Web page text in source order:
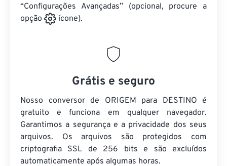
“Configurações Avançadas” (opcional, procure a
opção
ícone).
Grátis e seguro
Nosso conversor de ORIGEM para DESTINO é
gratuito e funciona em qualquer navegador.
Garantimos a segurança e a privacidade dos seus
arquivos. Os arquivos são protegidos com
criptografia SSL de 256 bits e são excluídos
automaticamente após algumas horas.